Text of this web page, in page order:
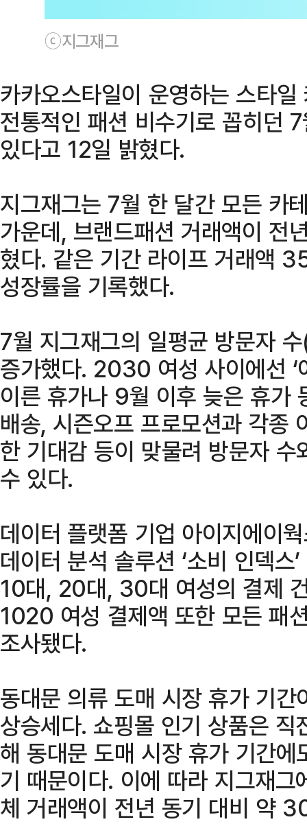
ⓒ지그재그
카카오스타일이 운영하는 스타일
전통적인 패션 비수기로 꼽히던
있다고 12일 밝혔다.
지그재그는 7월 한 달간 모든 카
가운데, 브랜드패션 거래액이
혔다. 같은 기간 라이프 거래액
성장률을 기록했다.
7월 지그재그의 일평균 방문자
증가했다. 2030 여성 사이에선 ‘
이른 휴가나 9월 이후 늦은 휴가
배송, 시즌오프 프로모션과 각종
한 기대감 등이 맞물려 방문자
수 있다.
데이터 플랫폼 기업 아이지에이
데이터 분석 솔루션 ‘소비 인덱
10대, 20대, 30대 여성의 결제
1020 여성 결제액 또한 모든 패
조사됐다.
동대문 의류 도매 시장 휴가 기
상승세다. 쇼핑몰 인기 상품은
해 동대문 도매 시장 휴가 기간
기 때문이다. 이에 따라 지그재
체 거래액이 전년 동기 대비 약